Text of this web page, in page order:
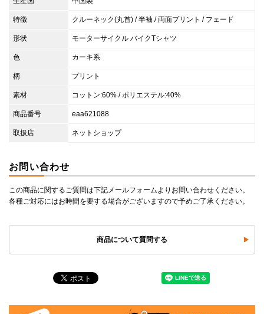
特徴 クルーネック(丸首) / 半袖 / 両面プリント / フェード
形状 モーターサイクル バイクTシャツ
色 カーキ系
柄 プリント
素材 コットン:60% / ポリエステル:40%
商品番号 eaa621088
取扱店 ネットショップ
お問い合わせ
この商品に関するご質問は下記メールフォームよりお問い合わせください。
各種ご対応にはお時間を要する場合がございますので予めご了承ください。
商品について質問する